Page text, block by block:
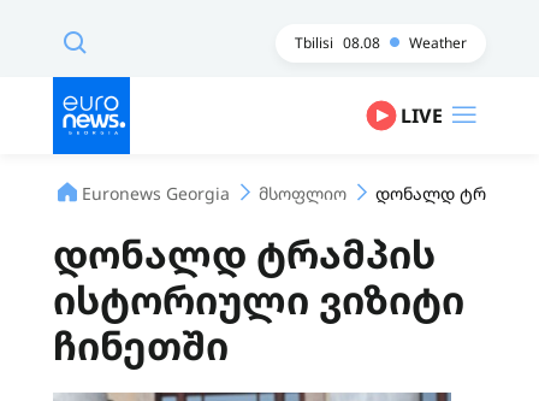
Tbilisi 08.08 Weather
LIVE
Euronews Georgia მსოფლიო დონალდ ტრამპის
დონალდ ტრამპის
ისტორიული ვიზიტი
ჩინეთში